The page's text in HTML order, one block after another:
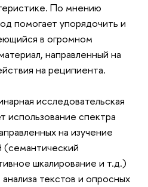
По мнению
помогает упорядочить и
в огромном
направленный на
на реципиента.
исследовательская
использование спектра
на изучение
(семантический
шкалирование и т.д.)
текстов и опросных